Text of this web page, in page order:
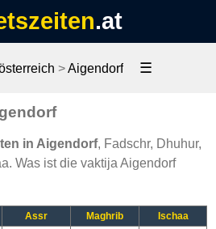
.at
>Aigendorf ☰
in Aigendorf, Fadschr, Dhuhur,
Was ist die vaktija Aigendorf
Assr Maghrib
Ischaa